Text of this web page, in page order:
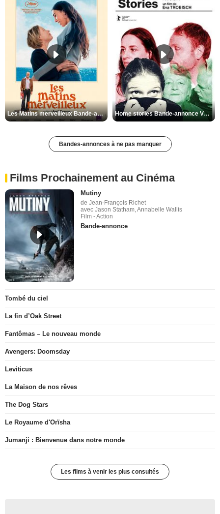
Les Matins merveilleux Bande-annonce VF Home stories Bande-annonce VO STFR
Bandes-annonces à ne pas manquer
Films Prochainement au Cinéma
Mutiny
de Jean-François Richet
avec Jason Statham, Annabelle Wallis
Film - Action
Bande-annonce
Tombé du ciel
La fin d’Oak Street
Fantômas – Le nouveau monde
Avengers: Doomsday
Leviticus
La Maison de nos rêves
The Dog Stars
Le Royaume d'Orïsha
Jumanji : Bienvenue dans notre monde
Les films à venir les plus consultés